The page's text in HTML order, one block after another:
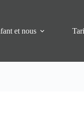
et nous